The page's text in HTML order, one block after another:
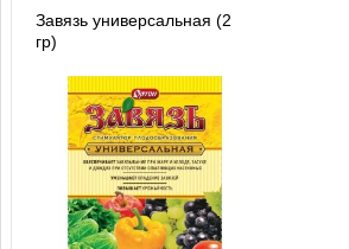
Завязь универсальная (2
гр)